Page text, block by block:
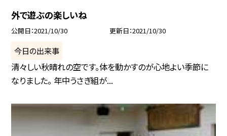
外で遊ぶの楽しいね
公開日 2021/10/30 更新日 2021/10/30
今日の出来事
清々しい秋晴れの空です。体を動かすのが心地よい季節に
なりました。 年中うさぎ組が...